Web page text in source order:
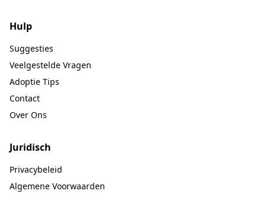
Hulp
Suggesties
Veelgestelde Vragen
Adoptie Tips
Contact
Over Ons
Juridisch
Privacybeleid
Algemene Voorwaarden